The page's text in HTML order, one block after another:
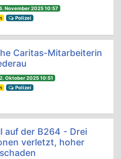
November 2025 10:57
Polizei
Caritas-Mitarbeiterin
Oktober 2025 10:51
Polizei
auf der B264 - Drei
verletzt, hoher